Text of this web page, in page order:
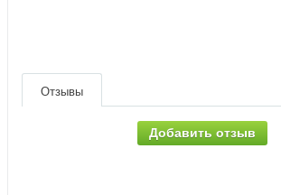
Отзывы
Добавить отзыв